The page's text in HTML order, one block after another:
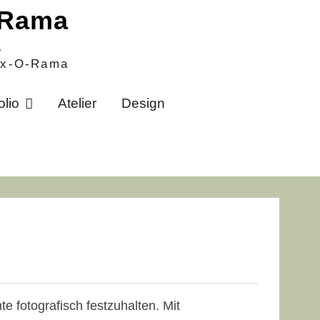
O-Rama
Atelier Design
fotografisch festzuhalten. Mit